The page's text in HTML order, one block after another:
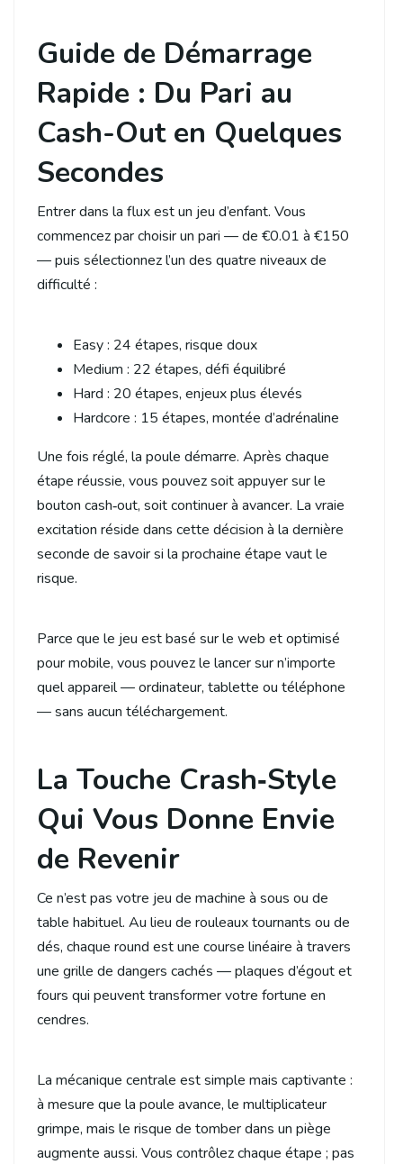
Guide de Démarrage
Rapide : Du Pari au
Cash-Out en Quelques
Secondes
Entrer dans la flux est un jeu d’enfant. Vous
commencez par choisir un pari — de €0.01 à €150
— puis sélectionnez l’un des quatre niveaux de
difficulté :
Easy : 24 étapes, risque doux
Medium : 22 étapes, défi équilibré
Hard : 20 étapes, enjeux plus élevés
Hardcore : 15 étapes, montée d’adrénaline
Une fois réglé, la poule démarre. Après chaque
étape réussie, vous pouvez soit appuyer sur le
bouton cash‑out, soit continuer à avancer. La vraie
excitation réside dans cette décision à la dernière
seconde de savoir si la prochaine étape vaut le
risque.
Parce que le jeu est basé sur le web et optimisé
pour mobile, vous pouvez le lancer sur n’importe
quel appareil — ordinateur, tablette ou téléphone
— sans aucun téléchargement.
La Touche Crash‑Style
Qui Vous Donne Envie
de Revenir
Ce n’est pas votre jeu de machine à sous ou de
table habituel. Au lieu de rouleaux tournants ou de
dés, chaque round est une course linéaire à travers
une grille de dangers cachés — plaques d’égout et
fours qui peuvent transformer votre fortune en
cendres.
La mécanique centrale est simple mais captivante :
à mesure que la poule avance, le multiplicateur
grimpe, mais le risque de tomber dans un piège
augmente aussi. Vous contrôlez chaque étape ; pas